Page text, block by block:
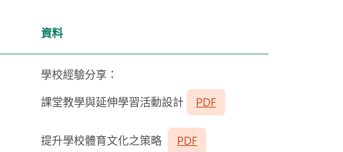
資料
學校經驗分享：
課堂教學與延伸學習活動設計
PDF
提升學校體育文化之策略 PDF